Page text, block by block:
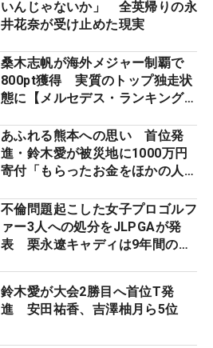
いんじゃないか」 全英帰りの永
井花奈が受け止めた現実
桑木志帆が海外メジャー制覇で
800pt獲得 実質のトップ独走状
態に【メルセデス・ランキング番
あふれる熊本への思い 首位発
進・鈴木愛が被災地に1000万円
寄付「もらったお金をほかの人
不倫問題起こした女子プロゴルフ
ァー3人への処分をJLPGAが発
表 栗永遼キャディは9年間の立
鈴木愛が大会2勝目へ首位T発
進 安田祐香、吉澤柚月ら5位